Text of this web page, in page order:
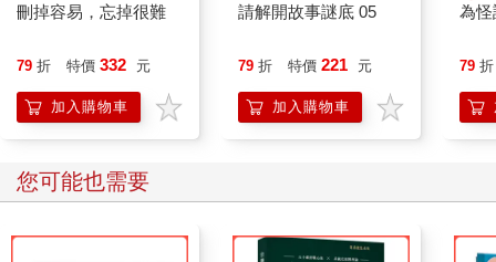
刪掉容易，忘掉很難
79 折 特價 332 元
加入購物車
請解開故事謎底 05
79 折 特價 221 元
加入購物車
為怪
79 折
您可能也需要